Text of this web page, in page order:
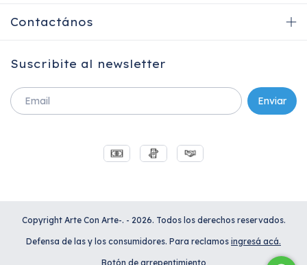
Contactános
Suscribite al newsletter
Copyright Arte Con Arte-. - 2026. Todos los derechos reservados.
Defensa de las y los consumidores. Para reclamos ingresá acá.
Botón de arrepentimiento